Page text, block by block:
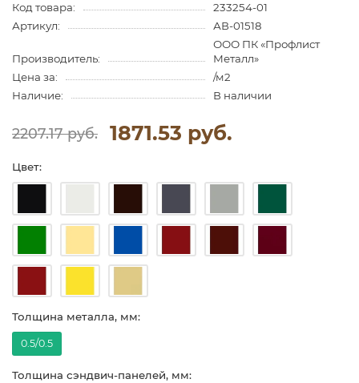
Код товара:
233254-01
Артикул:
АВ-01518
Производитель:
ООО ПК «Профлист
Металл»
Цена за:
/м2
Наличие:
В наличии
2207.17 руб. 1871.53 руб.
Цвет:
Толщина металла, мм:
0.5/0.5
Толщина сэндвич-панелей, мм: